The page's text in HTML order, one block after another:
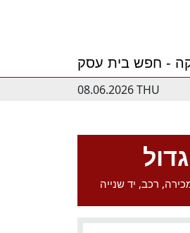
08.06.2026 THU
רכב, יד שנייה